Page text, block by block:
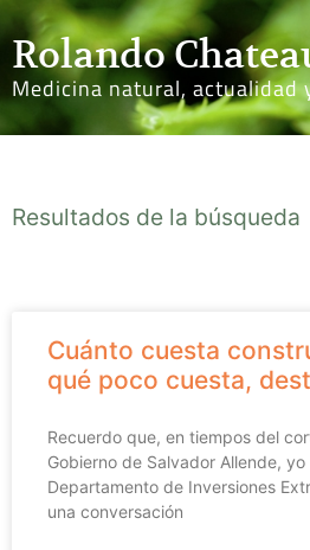
Rolando
Medicina natural, actualidad
Resultados de la búsqueda
Cuánto cuesta
qué poco cuesta,
Recuerdo que, en tiempos del
Gobierno de Salvador Allende,
Departamento de Inversiones
una conversación